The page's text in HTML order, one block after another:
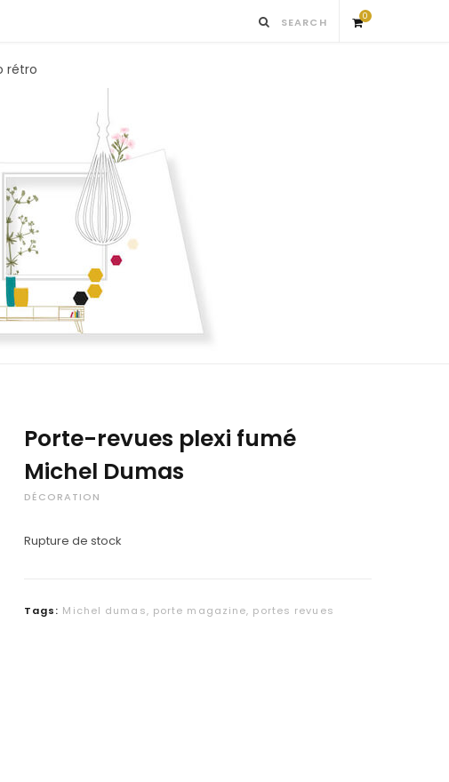
0
rétro
Porte-revues plexi fumé
Michel Dumas
DÉCORATION
Rupture de stock
Tags: Michel dumas, porte magazine, portes revues